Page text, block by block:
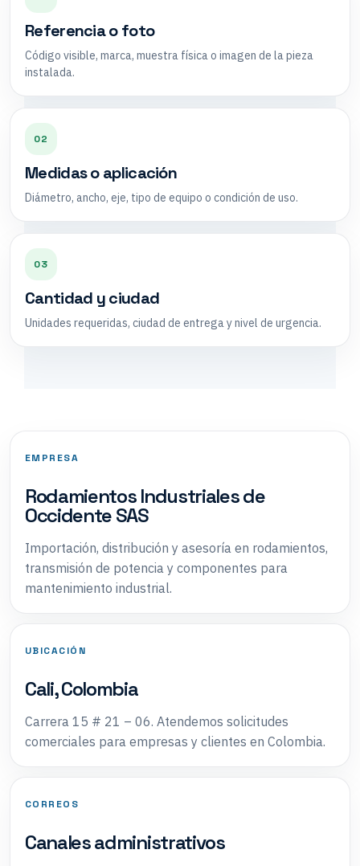
Referencia o foto
Código visible, marca, muestra física o imagen de la pieza
instalada.
02
Medidas o aplicación
Diámetro, ancho, eje, tipo de equipo o condición de uso.
03
Cantidad y ciudad
Unidades requeridas, ciudad de entrega y nivel de urgencia.
EMPRESA
Rodamientos Industriales de
Occidente SAS
Importación, distribución y asesoría en rodamientos,
transmisión de potencia y componentes para
mantenimiento industrial.
UBICACIÓN
Cali, Colombia
Carrera 15 # 21 – 06. Atendemos solicitudes
comerciales para empresas y clientes en Colombia.
CORREOS
Canales administrativos